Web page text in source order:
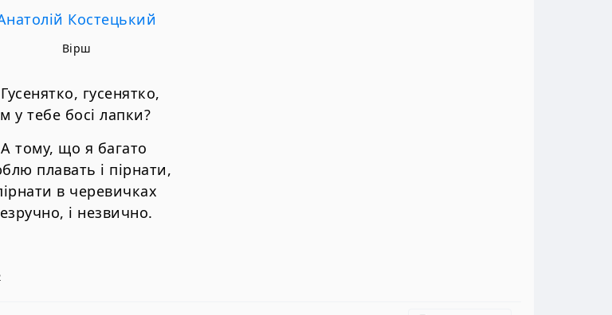
Костецький
Вірш
гусенятко,
у тебе босі лапки?
тому, що я багато
плавать і пірнати,
в черевичках
і незвично.